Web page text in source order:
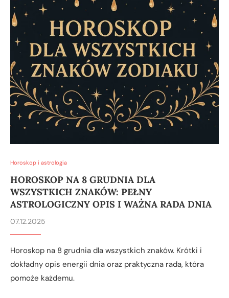
Horoskop i astrologia
HOROSKOP NA 8 GRUDNIA DLA
WSZYSTKICH ZNAKÓW: PEŁNY
ASTROLOGICZNY OPIS I WAŻNA RADA DNIA
07.12.2025
Horoskop na 8 grudnia dla wszystkich znaków. Krótki i
dokładny opis energii dnia oraz praktyczna rada, która
pomoże każdemu.